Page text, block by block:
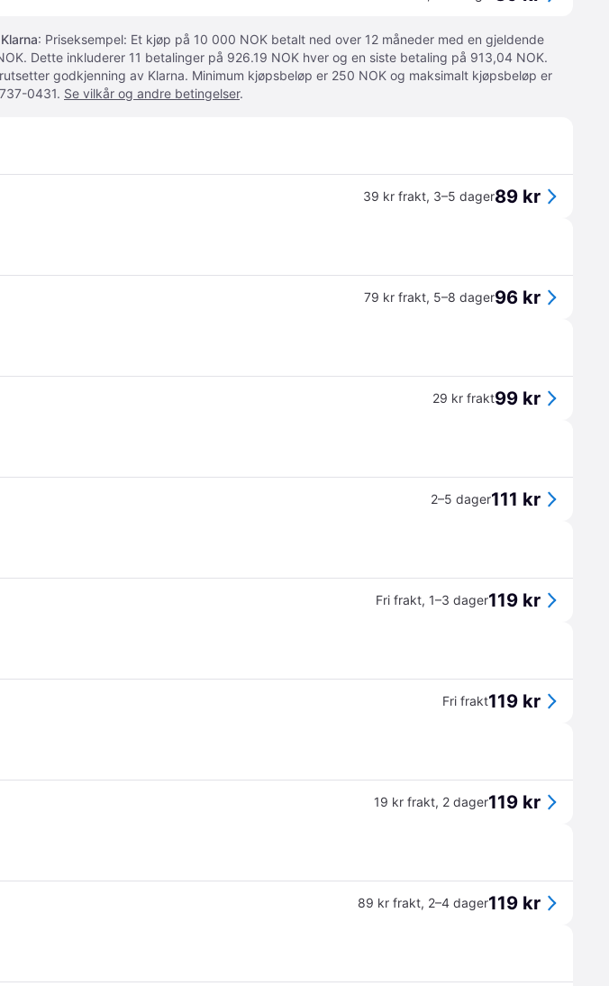
: Priseksempel: Et kjøp på 10 000 NOK betalt ned over 12 måneder med en gjeldende
Dette inkluderer 11 betalinger på 926.19 NOK hver og en siste betaling på 913,04 NOK.
godkjenning av Klarna. Minimum kjøpsbeløp er 250 NOK og maksimalt kjøpsbeløp er
0431. Se vilkår og andre betingelser.
39 kr frakt, 3–5 dager89 kr
79 kr frakt, 5–8 dager96 kr
29 kr frakt99 kr
2–5 dager111 kr
Fri frakt, 1–3 dager119 kr
Fri frakt119 kr
19 kr frakt, 2 dager119 kr
89 kr frakt, 2–4 dager119 kr